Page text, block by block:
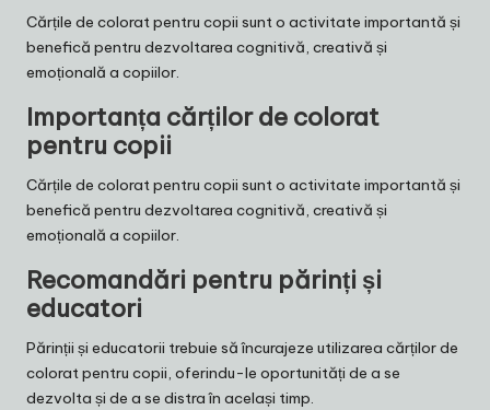
Cărțile de colorat pentru copii sunt o activitate importantă și
benefică pentru dezvoltarea cognitivă, creativă și
emoțională a copiilor.
Importanța cărților de colorat
pentru copii
Cărțile de colorat pentru copii sunt o activitate importantă și
benefică pentru dezvoltarea cognitivă, creativă și
emoțională a copiilor.
Recomandări pentru părinți și
educatori
Părinții și educatorii trebuie să încurajeze utilizarea cărților de
colorat pentru copii, oferindu-le oportunități de a se
dezvolta și de a se distra în același timp.